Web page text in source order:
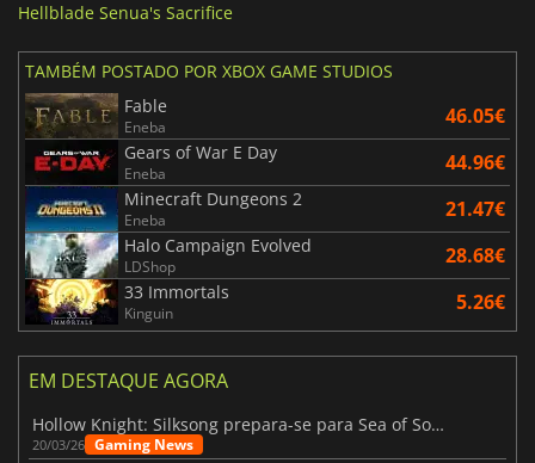
Hellblade Senua's Sacrifice
TAMBÉM POSTADO POR XBOX GAME STUDIOS
Fable
Eneba 46.05€
Gears of War E Day
Eneba 44.96€
Minecraft Dungeons 2
Eneba 21.47€
Halo Campaign Evolved
LDShop 28.68€
33 Immortals
Kinguin 5.26€
EM DESTAQUE AGORA
Hollow Knight: Silksong prepara-se para Sea of Sorrow com um patch
20/03/26 Gaming News